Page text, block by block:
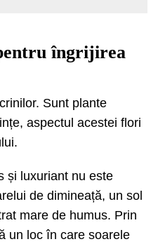
îngrijirea
Sunt plante
aspectul acestei flori
și luxuriant nu este
de dimineață, un sol
mare de humus. Prin
un loc în care soarele